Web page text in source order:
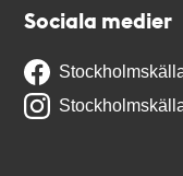
Sociala medier